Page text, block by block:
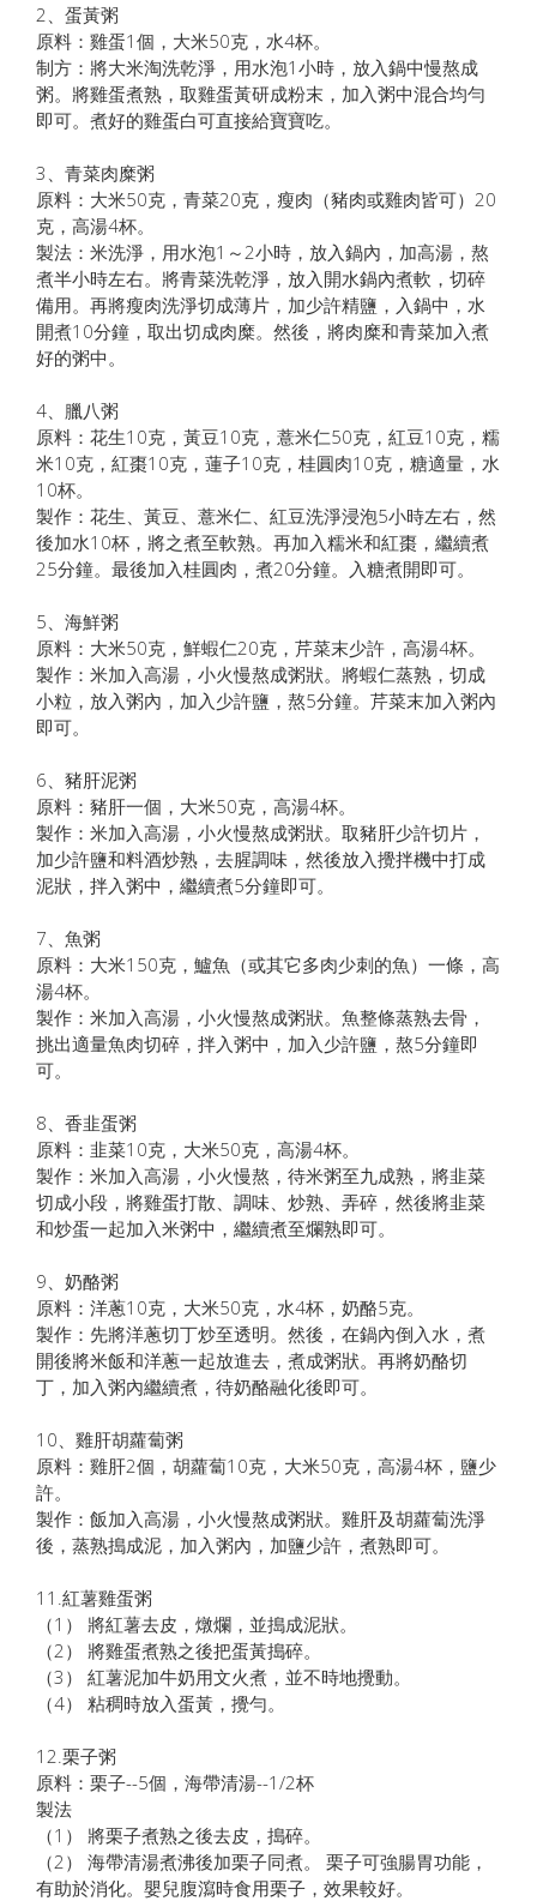
2、蛋黃粥
原料：雞蛋1個，大米50克，水4杯。
制方：將大米淘洗乾淨，用水泡1小時，放入鍋中慢熬成
粥。將雞蛋煮熟，取雞蛋黃研成粉末，加入粥中混合均勻
即可。煮好的雞蛋白可直接給寶寶吃。
3、青菜肉糜粥
原料：大米50克，青菜20克，瘦肉（豬肉或雞肉皆可）20
克，高湯4杯。
製法：米洗淨，用水泡1～2小時，放入鍋內，加高湯，熬
煮半小時左右。將青菜洗乾淨，放入開水鍋內煮軟，切碎
備用。再將瘦肉洗淨切成薄片，加少許精鹽，入鍋中，水
開煮10分鐘，取出切成肉糜。然後，將肉糜和青菜加入煮
好的粥中。
4、臘八粥
原料：花生10克，黃豆10克，薏米仁50克，紅豆10克，糯
米10克，紅棗10克，蓮子10克，桂圓肉10克，糖適量，水
10杯。
製作：花生、黃豆、薏米仁、紅豆洗淨浸泡5小時左右，然
後加水10杯，將之煮至軟熟。再加入糯米和紅棗，繼續煮
25分鐘。最後加入桂圓肉，煮20分鐘。入糖煮開即可。
5、海鮮粥
原料：大米50克，鮮蝦仁20克，芹菜末少許，高湯4杯。
製作：米加入高湯，小火慢熬成粥狀。將蝦仁蒸熟，切成
小粒，放入粥內，加入少許鹽，熬5分鐘。芹菜末加入粥內
即可。
6、豬肝泥粥
原料：豬肝一個，大米50克，高湯4杯。
製作：米加入高湯，小火慢熬成粥狀。取豬肝少許切片，
加少許鹽和料酒炒熟，去腥調味，然後放入攪拌機中打成
泥狀，拌入粥中，繼續煮5分鐘即可。
7、魚粥
原料：大米150克，鱸魚（或其它多肉少刺的魚）一條，高
湯4杯。
製作：米加入高湯，小火慢熬成粥狀。魚整條蒸熟去骨，
挑出適量魚肉切碎，拌入粥中，加入少許鹽，熬5分鐘即
可。
8、香韭蛋粥
原料：韭菜10克，大米50克，高湯4杯。
製作：米加入高湯，小火慢熬，待米粥至九成熟，將韭菜
切成小段，將雞蛋打散、調味、炒熟、弄碎，然後將韭菜
和炒蛋一起加入米粥中，繼續煮至爛熟即可。
9、奶酪粥
原料：洋蔥10克，大米50克，水4杯，奶酪5克。
製作：先將洋蔥切丁炒至透明。然後，在鍋內倒入水，煮
開後將米飯和洋蔥一起放進去，煮成粥狀。再將奶酪切
丁，加入粥內繼續煮，待奶酪融化後即可。
10、雞肝胡蘿蔔粥
原料：雞肝2個，胡蘿蔔10克，大米50克，高湯4杯，鹽少
許。
製作：飯加入高湯，小火慢熬成粥狀。雞肝及胡蘿蔔洗淨
後，蒸熟搗成泥，加入粥內，加鹽少許，煮熟即可。
11.紅薯雞蛋粥
（1） 將紅薯去皮，燉爛，並搗成泥狀。
（2） 將雞蛋煮熟之後把蛋黃搗碎。
（3） 紅薯泥加牛奶用文火煮，並不時地攪動。
（4） 粘稠時放入蛋黃，攪勻。
12.栗子粥
原料：栗子--5個，海帶清湯--1/2杯
製法
（1） 將栗子煮熟之後去皮，搗碎。
（2） 海帶清湯煮沸後加栗子同煮。 栗子可強腸胃功能，
有助於消化。嬰兒腹瀉時食用栗子，效果較好。